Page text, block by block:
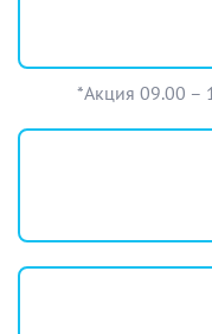
*Акция 09.00 –